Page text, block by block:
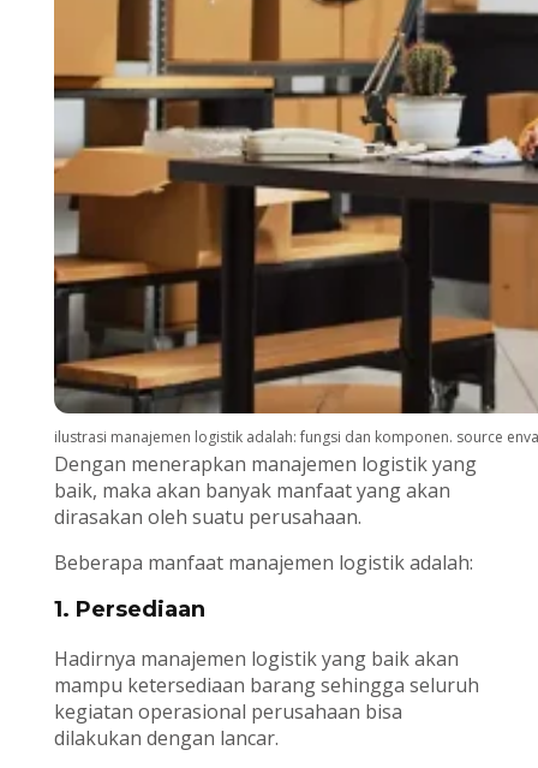
ilustrasi manajemen logistik adalah: fungsi dan komponen. source
Dengan menerapkan manajemen logistik yang
baik, maka akan banyak manfaat yang akan
dirasakan oleh suatu perusahaan.
Beberapa manfaat manajemen logistik adalah:
1. Persediaan
Hadirnya manajemen logistik yang baik akan
mampu ketersediaan barang sehingga seluruh
kegiatan operasional perusahaan bisa
dilakukan dengan lancar.